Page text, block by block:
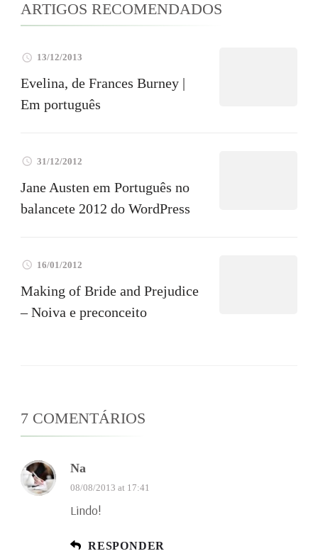
ARTIGOS RECOMENDADOS
13/12/2013
Evelina, de Frances Burney |
Em português
31/12/2012
Jane Austen em Português no
balancete 2012 do WordPress
16/01/2012
Making of Bride and Prejudice
– Noiva e preconceito
7 COMENTÁRIOS
Na
08/08/2013 at 17:41
Lindo!
RESPONDER